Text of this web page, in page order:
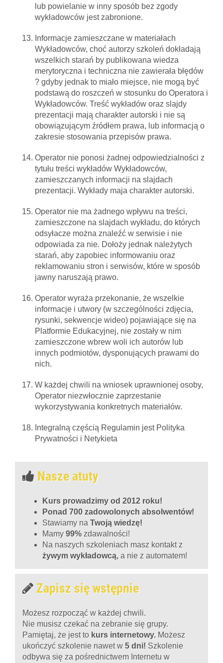
lub powielanie w inny sposób bez zgody
wykładowców jest zabronione.
Informacje zamieszczane w materiałach
Wykładowców, choć autorzy szkoleń dokładają
wszelkich starań by publikowana wiedza
merytoryczna i techniczna nie zawierała błędów
? gdyby jednak to miało miejsce, nie mogą być
podstawą do roszczeń w stosunku do Operatora i
Wykładowców. Treść wykładów oraz slajdy
prezentacji mają charakter autorski i nie są
obowiązującym źródłem prawa, lub informacją o
zakresie stosowania przepisów prawa.
Operator nie ponosi żadnej odpowiedzialności z
tytułu treści wykładów Wykładowców,
zamieszczanych informacji na slajdach
prezentacji. Wykłady maja charakter autorski.
Operator nie ma żadnego wpływu na treści,
zamieszczone na slajdach wykładu, do których
odsyłacze można znaleźć w serwisie i nie
odpowiada za nie. Dołoży jednak należytych
starań, aby zapobiec informowaniu oraz
reklamowaniu stron i serwisów, które w sposób
jawny naruszają prawo.
Operator wyraża przekonanie, że wszelkie
informacje i utwory (w szczególności zdjęcia,
rysunki, sekwencje wideo) pojawiające się na
Platformie Edukacyjnej, nie zostały w nim
zamieszczone wbrew woli ich autorów lub
innych podmiotów, dysponujących prawami do
nich.
W każdej chwili na wniosek uprawnionej osoby,
Operator niezwłocznie zaprzestanie
wykorzystywania konkretnych materiałów.
Integralną częścią Regulamin jest Polityka
Prywatności i Netykieta
Nasze atuty
Kurs prowadzimy od 2012 roku!
Ponad 700 zadowolonych absolwentów!
Stawiamy na Twoją wiedzę!
Mamy 99% zdawalności!
Na naszych szkoleniach masz kontakt z
żywym wykładowcą, a nie z automatem!
Zapisz się wstępnie
Możesz rozpocząć w każdej chwili.
Nie musisz czekać na zebranie się grupy.
Pamiętaj, że jest to kurs internetowy. Możesz
ukończyć szkolenie nawet w 5 dni! Szkolenie
odbywa się za pośrednictwem Internetu w